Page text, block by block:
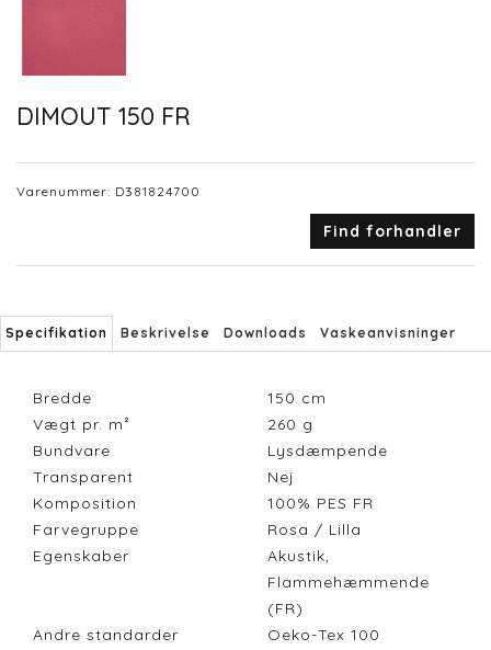
DIMOUT 150 FR
Varenummer: D381824700
Find forhandler
Specifikation Beskrivelse Downloads Vaskeanvisninger
Bredde 150 cm
Vægt pr. m²
260 g
Bundvare
Lysdæmpende
Transparent
Nej
Komposition
100% PES FR
Farvegruppe
Rosa / Lilla
Egenskaber
Akustik,
Flammehæmmende
(FR)
Andre standarder
Oeko-Tex 100